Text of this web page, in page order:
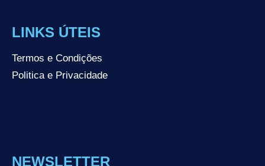
LINKS ÚTEIS
Termos e Condições
Politica e Privacidade
NEWSLETTER